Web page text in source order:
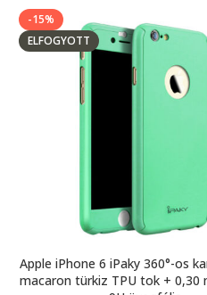
-15%
ELFOGYOTT
Apple iPhone 6 iPaky 360°-os
macaron türkiz TPU tok + 0,30